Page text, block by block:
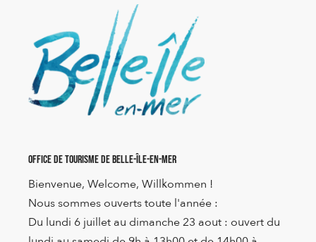
Office de Tourisme de Belle-Île-en-Mer
Bienvenue, Welcome, Willkommen !
Nous sommes ouverts toute l'année :
Du lundi 6 juillet au dimanche 23 aout : ouvert du